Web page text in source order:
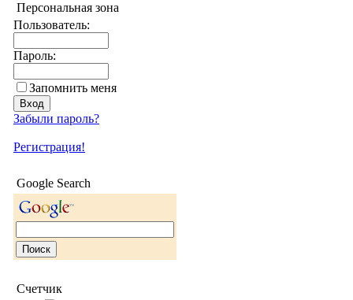
Персональная зона
Пользователь:
Пароль:
Запомнить меня
Забыли пароль?
Регистрация!
Google Search
Счетчик